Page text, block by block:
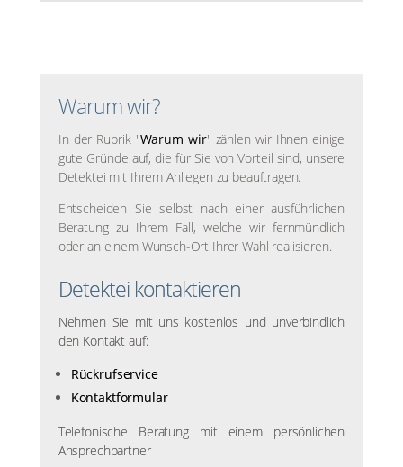
Warum wir?
In der Rubrik "Warum wir" zählen wir Ihnen einige
gute Gründe auf, die für Sie von Vorteil sind, unsere
Detektei mit Ihrem Anliegen zu beauftragen.
Entscheiden Sie selbst nach einer ausführlichen
Beratung zu Ihrem Fall, welche wir fernmündlich
oder an einem Wunsch-Ort Ihrer Wahl realisieren.
Detektei kontaktieren
Nehmen Sie mit uns kostenlos und unverbindlich
den Kontakt auf:
Rückrufservice
Kontaktformular
Telefonische Beratung mit einem persönlichen
Ansprechpartner